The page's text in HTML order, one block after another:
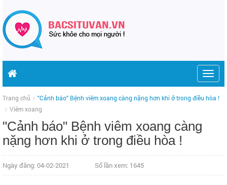
Trang chủ
"Cảnh báo" Bệnh viêm xoang càng nặng hơn khi ở trong điều hòa !
Viêm xoang
"Cảnh báo" Bệnh viêm xoang càng
nặng hơn khi ở trong điều hòa !
Ngày đăng: 04-02-2021 Số lần xem: 1645